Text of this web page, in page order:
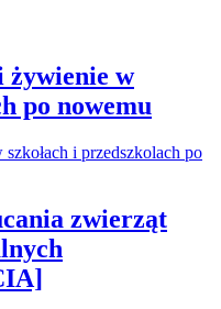
w
po nowemu
zwierząt